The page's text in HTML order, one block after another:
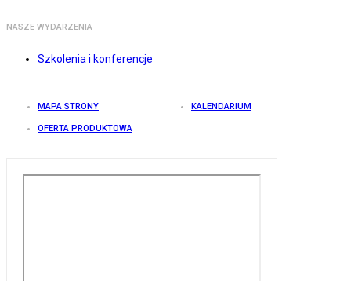
NASZE WYDARZENIA
Szkolenia i konferencje
MAPA STRONY KALENDARIUM
OFERTA PRODUKTOWA